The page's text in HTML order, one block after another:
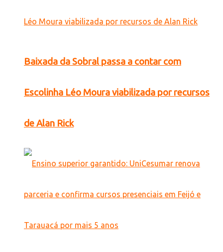
Baixada da Sobral passa a contar com
Escolinha Léo Moura viabilizada por recursos
de Alan Rick